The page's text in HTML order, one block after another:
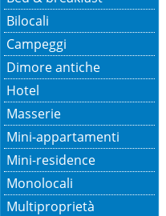
Bilocali
Campeggi
Dimore antiche
Hotel
Masserie
Mini-appartamenti
Mini-residence
Monolocali
Multiproprietà